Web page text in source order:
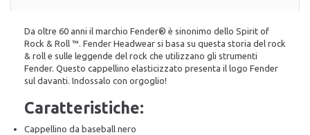
Da oltre 60 anni il marchio Fender® è sinonimo dello Spirit of
Rock & Roll ™. Fender Headwear si basa su questa storia del rock
& roll e sulle leggende del rock che utilizzano gli strumenti
Fender. Questo cappellino elasticizzato presenta il logo Fender
sul davanti. Indossalo con orgoglio!
Caratteristiche:
Cappellino da baseball nero